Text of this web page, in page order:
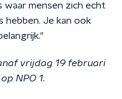
waar mensen zich echt
hebben. Je kan ook
vrijdag 19 februari
NPO 1.